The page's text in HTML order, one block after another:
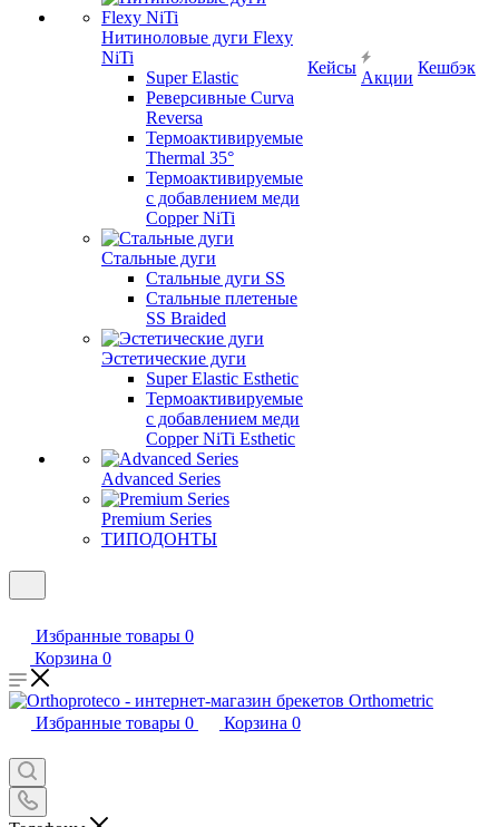
Нитиноловые дуги Flexy
NiTi
Super Elastic
Реверсивные Curva
Reversa
Термоактивируемые
Thermal 35°
Термоактивируемые
с добавлением меди
Copper NiTi
Стальные дуги
Стальные дуги SS
Стальные плетеные
SS Braided
Эстетические дуги
Super Elastic Esthetic
Термоактивируемые
с добавлением меди
Copper NiTi Esthetic
Advanced Series
Premium Series
ТИПОДОНТЫ
Кейсы
Акции
Кешбэк
Избранные товары 0
Корзина 0
Избранные товары 0 Корзина 0